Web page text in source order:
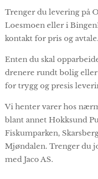
Trenger du levering på
Loesmoen eller i
kontakt for pris og avtale.
Enten du skal
drenere rundt bolig
for trygg og presis
Vi henter varer hos
blant annet Hokksund
Fiskumparken,
Mjøndalen. Trenger du
med Jaco AS.